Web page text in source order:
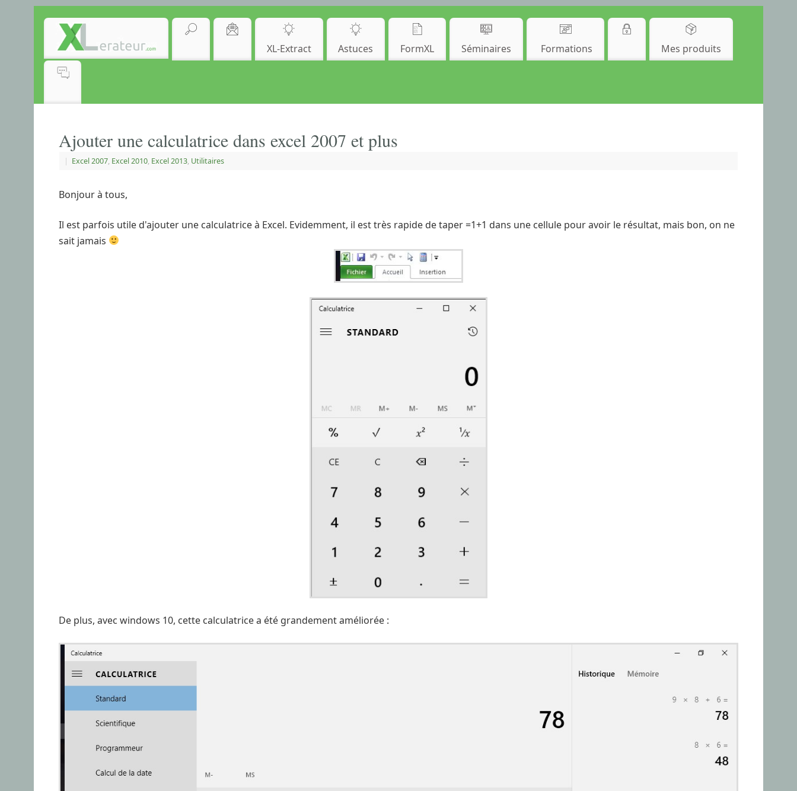
XL-Extract Astuces FormXL Séminaires Formations Mes produits
Ajouter une calculatrice dans excel 2007 et plus
| Excel 2007, Excel 2010, Excel 2013, Utilitaires
Bonjour à tous,
Il est parfois utile d'ajouter une calculatrice à Excel. Evidemment, il est très rapide de taper =1+1 dans une cellule pour avoir le résultat, mais bon, on ne
sait jamais
De plus, avec windows 10, cette calculatrice a été grandement améliorée :